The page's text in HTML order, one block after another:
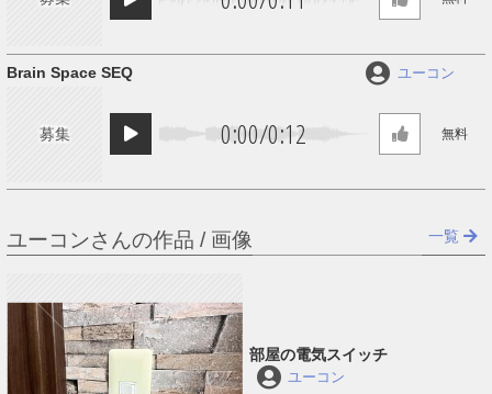
募集 0:00/0:12
Brain Space SEQ ユーコン
無料
ユーコンさんの作品 / 画像 一覧
部屋の電気スイッチ
ユーコン